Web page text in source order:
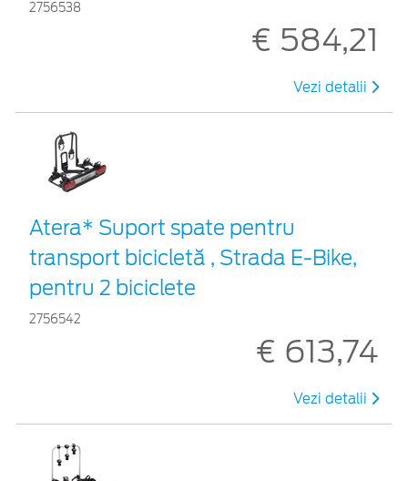
2756538
€ 584,21
Vezi detalii
Atera* Suport spate pentru
transport bicicletă , Strada E-Bike,
pentru 2 biciclete
2756542
€ 613,74
Vezi detalii